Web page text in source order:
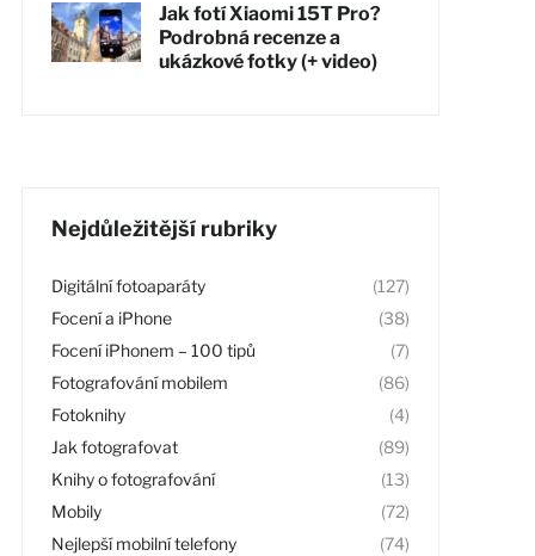
Jak fotí Xiaomi 15T Pro?
Podrobná recenze a
ukázkové fotky (+ video)
Nejdůležitější rubriky
Digitální fotoaparáty
(127)
Focení a iPhone
(38)
Focení iPhonem – 100 tipů
(7)
Fotografování mobilem
(86)
Fotoknihy
(4)
Jak fotografovat
(89)
Knihy o fotografování
(13)
Mobily
(72)
Nejlepší mobilní telefony
(74)